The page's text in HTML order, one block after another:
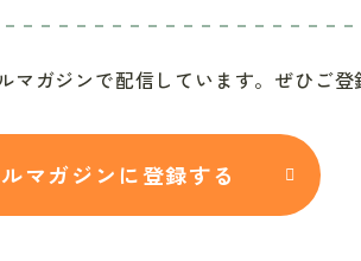
ガジンで配信しています。ぜひご登
マガジンに登録する